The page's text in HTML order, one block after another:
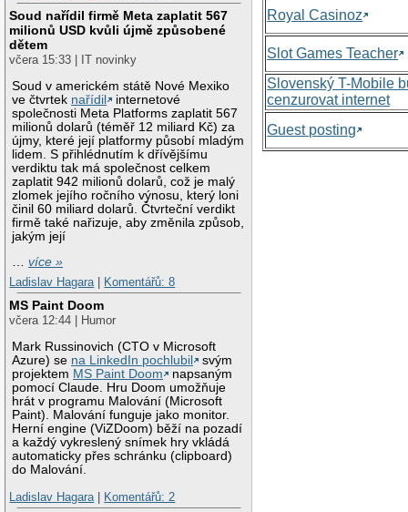
Soud nařídil firmě Meta zaplatit 567
milionů USD kvůli újmě způsobené
dětem
včera 15:33 | IT novinky
Soud v americkém státě Nové Mexiko
ve čtvrtek nařídil
internetové
společnosti Meta Platforms zaplatit 567
milionů dolarů (téměř 12 miliard Kč) za
újmy, které její platformy působí mladým
lidem. S přihlédnutím k dřívějšímu
verdiktu tak má společnost celkem
zaplatit 942 milionů dolarů, což je malý
zlomek jejího ročního výnosu, který loni
činil 60 miliard dolarů. Čtvrteční verdikt
firmě také nařizuje, aby změnila způsob,
jakým její
…více »
Ladislav Hagara
Komentářů: 8
MS Paint Doom
včera 12:44 | Humor
Mark Russinovich (CTO v Microsoft
Azure) se na LinkedIn pochlubil
svým
projektem MS Paint Doom
napsaným
pomocí Claude. Hru Doom umožňuje
hrát v programu Malování (Microsoft
Paint). Malování funguje jako monitor.
Herní engine (ViZDoom) běží na pozadí
a každý vykreslený snímek hry vkládá
automaticky přes schránku (clipboard)
do Malování.
Ladislav Hagara
Komentářů: 2
Royal Casinoz
Slot Games Teacher
Slovenský T-Mobile
cenzurovat internet
Guest posting